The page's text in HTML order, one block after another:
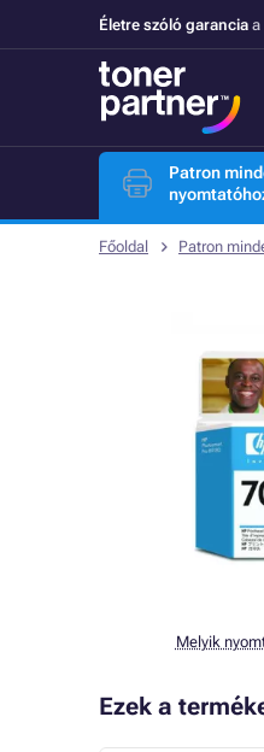
Életre szóló garancia a
Patron
Főoldal Patron
Melyik
Ezek a